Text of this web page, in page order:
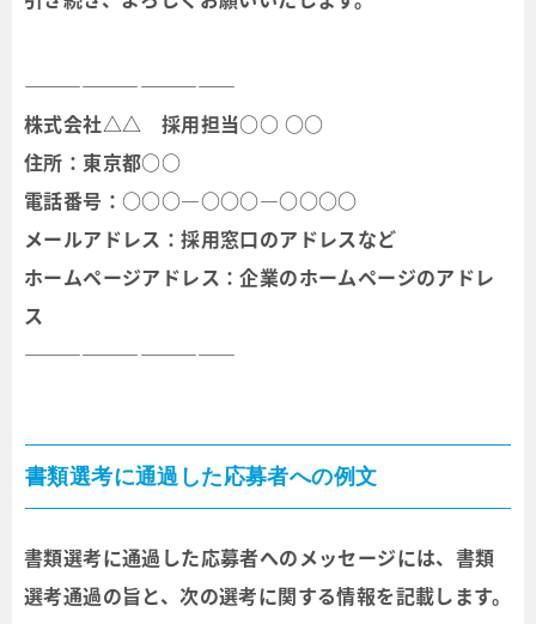
―――――――――――
株式会社△△ 採用担当○○ ○○
住所：東京都○○
電話番号：○○○―○○○―○○○○
メールアドレス：採用窓口のアドレスなど
ホームページアドレス：企業のホームページのアドレ
ス
―――――――――――
書類選考に通過した応募者への例文
書類選考に通過した応募者へのメッセージには、書類
選考通過の旨と、次の選考に関する情報を記載します。